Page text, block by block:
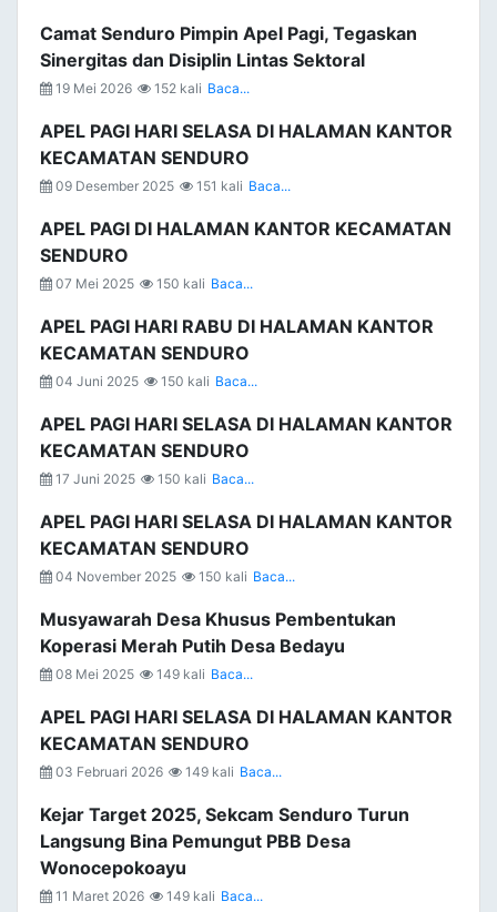
Camat Senduro Pimpin Apel Pagi, Tegaskan
Sinergitas dan Disiplin Lintas Sektoral
19 Mei 2026 152 kali Baca...
APEL PAGI HARI SELASA DI HALAMAN KANTOR
KECAMATAN SENDURO
09 Desember 2025 151 kali Baca...
APEL PAGI DI HALAMAN KANTOR KECAMATAN
SENDURO
07 Mei 2025 150 kali Baca...
APEL PAGI HARI RABU DI HALAMAN KANTOR
KECAMATAN SENDURO
04 Juni 2025 150 kali Baca...
APEL PAGI HARI SELASA DI HALAMAN KANTOR
KECAMATAN SENDURO
17 Juni 2025 150 kali Baca...
APEL PAGI HARI SELASA DI HALAMAN KANTOR
KECAMATAN SENDURO
04 November 2025 150 kali Baca...
Musyawarah Desa Khusus Pembentukan
Koperasi Merah Putih Desa Bedayu
08 Mei 2025 149 kali Baca...
APEL PAGI HARI SELASA DI HALAMAN KANTOR
KECAMATAN SENDURO
03 Februari 2026 149 kali Baca...
Kejar Target 2025, Sekcam Senduro Turun
Langsung Bina Pemungut PBB Desa
Wonocepokoayu
11 Maret 2026 149 kali Baca...